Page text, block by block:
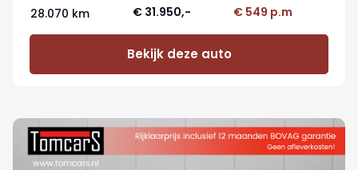
28.070 km € 31.950,- € 549 p.m
Bekijk deze auto